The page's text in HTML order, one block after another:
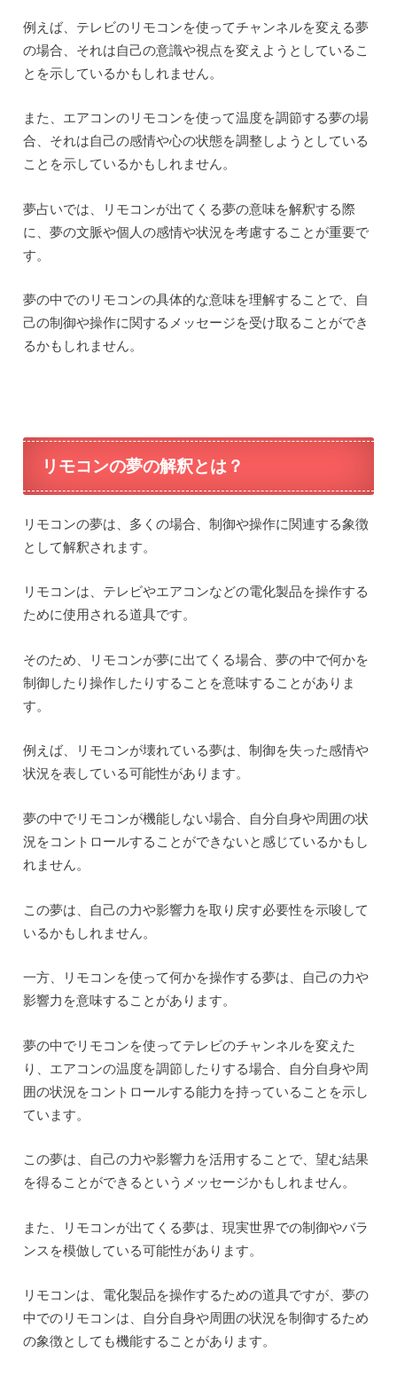
例えば、テレビのリモコンを使ってチャンネルを変える夢
の場合、それは自己の意識や視点を変えようとしているこ
とを示しているかもしれません。
また、エアコンのリモコンを使って温度を調節する夢の場
合、それは自己の感情や心の状態を調整しようとしている
ことを示しているかもしれません。
夢占いでは、リモコンが出てくる夢の意味を解釈する際
に、夢の文脈や個人の感情や状況を考慮することが重要で
す。
夢の中でのリモコンの具体的な意味を理解することで、自
己の制御や操作に関するメッセージを受け取ることができ
るかもしれません。
リモコンの夢の解釈とは？
リモコンの夢は、多くの場合、制御や操作に関連する象徴
として解釈されます。
リモコンは、テレビやエアコンなどの電化製品を操作する
ために使用される道具です。
そのため、リモコンが夢に出てくる場合、夢の中で何かを
制御したり操作したりすることを意味することがありま
す。
例えば、リモコンが壊れている夢は、制御を失った感情や
状況を表している可能性があります。
夢の中でリモコンが機能しない場合、自分自身や周囲の状
況をコントロールすることができないと感じているかもし
れません。
この夢は、自己の力や影響力を取り戻す必要性を示唆して
いるかもしれません。
一方、リモコンを使って何かを操作する夢は、自己の力や
影響力を意味することがあります。
夢の中でリモコンを使ってテレビのチャンネルを変えた
り、エアコンの温度を調節したりする場合、自分自身や周
囲の状況をコントロールする能力を持っていることを示し
ています。
この夢は、自己の力や影響力を活用することで、望む結果
を得ることができるというメッセージかもしれません。
また、リモコンが出てくる夢は、現実世界での制御やバラ
ンスを模倣している可能性があります。
リモコンは、電化製品を操作するための道具ですが、夢の
中でのリモコンは、自分自身や周囲の状況を制御するため
の象徴としても機能することがあります。